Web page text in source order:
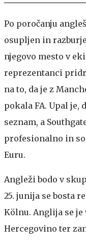
Po poročanju
osupljen in
njegovo mesto v
reprezentanci
na to, da je z
pokala FA. Upal je,
seznam, a
profesionalno in
Euru.
Angleži bodo v
25. junija se bosta
Kölnu. Anglija se
Hercegovino ter